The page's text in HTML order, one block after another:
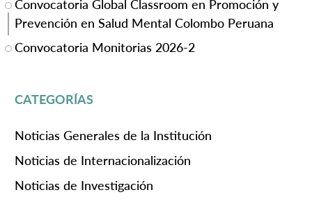
Convocatoria Global Classroom en Promoción y
Prevención en Salud Mental Colombo Peruana
Convocatoria Monitorias 2026-2
CATEGORÍAS
Noticias Generales de la Institución
Noticias de Internacionalización
Noticias de Investigación